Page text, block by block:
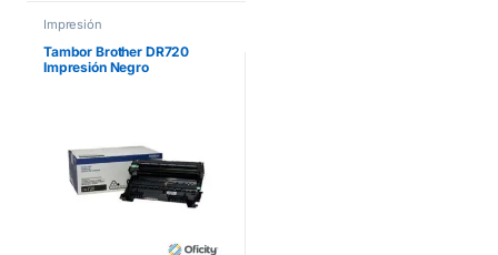
Impresión
Tambor Brother DR720
Impresión Negro